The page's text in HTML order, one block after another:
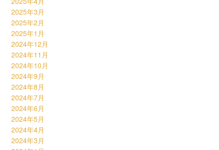
2025年3月
2025年2月
2025年1月
2024年12月
2024年11月
2024年10月
2024年9月
2024年8月
2024年7月
2024年6月
2024年5月
2024年4月
2024年3月